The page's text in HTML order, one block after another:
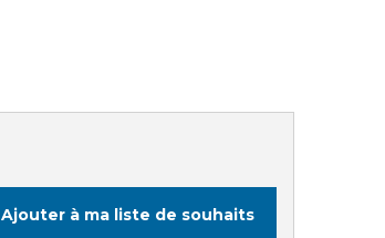
Ajouter à ma liste de souhaits